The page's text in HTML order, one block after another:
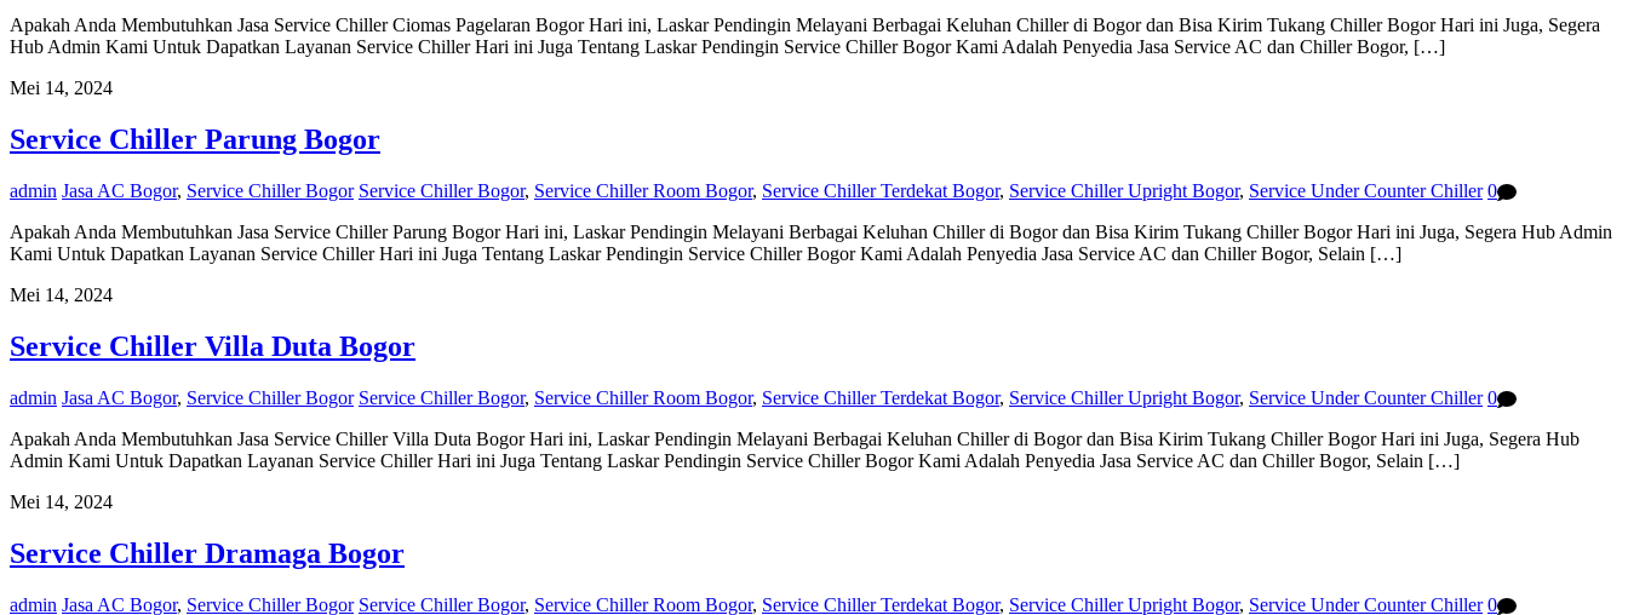
Apakah Anda Membutuhkan Jasa Service Chiller Ciomas Pagelaran Bogor Hari ini, Laskar Pendingin Melayani Berbagai Keluhan Chiller di Bogor dan Bisa Kirim Tukang Chiller Bogor Hari ini Juga, Segera
Hub Admin Kami Untuk Dapatkan Layanan Service Chiller Hari ini Juga Tentang Laskar Pendingin Service Chiller Bogor Kami Adalah Penyedia Jasa Service AC dan Chiller Bogor, […]
Mei 14, 2024
Service Chiller Parung Bogor
admin Jasa AC Bogor, Service Chiller Bogor Service Chiller Bogor, Service Chiller Room Bogor, Service Chiller Terdekat Bogor, Service Chiller Upright Bogor, Service Under Counter Chiller 0
Apakah Anda Membutuhkan Jasa Service Chiller Parung Bogor Hari ini, Laskar Pendingin Melayani Berbagai Keluhan Chiller di Bogor dan Bisa Kirim Tukang Chiller Bogor Hari ini Juga, Segera Hub Admin
Kami Untuk Dapatkan Layanan Service Chiller Hari ini Juga Tentang Laskar Pendingin Service Chiller Bogor Kami Adalah Penyedia Jasa Service AC dan Chiller Bogor, Selain […]
Mei 14, 2024
Service Chiller Villa Duta Bogor
admin Jasa AC Bogor, Service Chiller Bogor Service Chiller Bogor, Service Chiller Room Bogor, Service Chiller Terdekat Bogor, Service Chiller Upright Bogor, Service Under Counter Chiller 0
Apakah Anda Membutuhkan Jasa Service Chiller Villa Duta Bogor Hari ini, Laskar Pendingin Melayani Berbagai Keluhan Chiller di Bogor dan Bisa Kirim Tukang Chiller Bogor Hari ini Juga, Segera Hub
Admin Kami Untuk Dapatkan Layanan Service Chiller Hari ini Juga Tentang Laskar Pendingin Service Chiller Bogor Kami Adalah Penyedia Jasa Service AC dan Chiller Bogor, Selain […]
Mei 14, 2024
Service Chiller Dramaga Bogor
admin Jasa AC Bogor, Service Chiller Bogor Service Chiller Bogor, Service Chiller Room Bogor, Service Chiller Terdekat Bogor, Service Chiller Upright Bogor, Service Under Counter Chiller 0